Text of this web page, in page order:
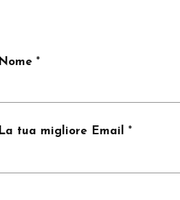
Nome
La tua migliore Email